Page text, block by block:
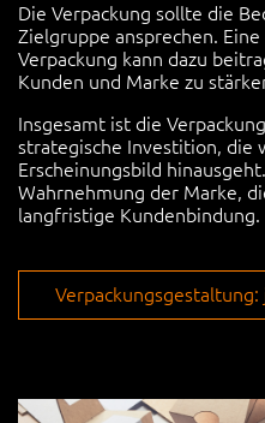
Die Verpackung sollte die
Zielgruppe ansprechen.
Verpackung kann dazu
Kunden und Marke zu
Insgesamt ist die
strategische Investition, die
Erscheinungsbild
Wahrnehmung der Marke,
langfristige Kundenbindung.